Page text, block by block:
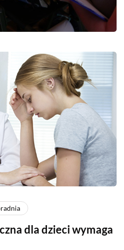
dla dzieci wymaga